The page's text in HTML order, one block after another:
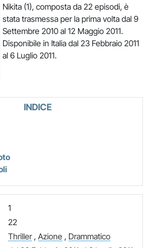
Nikita (1), composta da 22 episodi, è
stata trasmessa per la prima volta dal 9
Settembre 2010 al 12 Maggio 2011.
Disponibile in Italia dal 23 Febbraio 2011
al 6 Luglio 2011.
INDICE
1
22
Thriller, Azione, Drammatico